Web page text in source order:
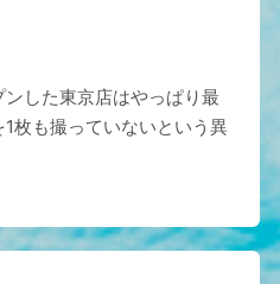
した東京店はやっぱり最
枚も撮っていないという異